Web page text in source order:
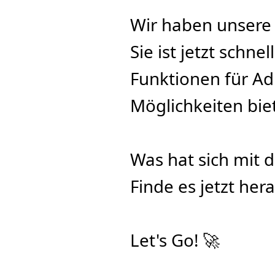
Wir haben
Sie ist jetzt
Funktionen für
Möglichkeiten
Was hat sich mit
Finde es jetzt
Let's Go! 🚀